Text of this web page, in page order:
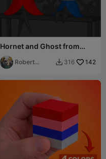
Hornet and Ghost from
Hollow Knight
Robert
 316 142